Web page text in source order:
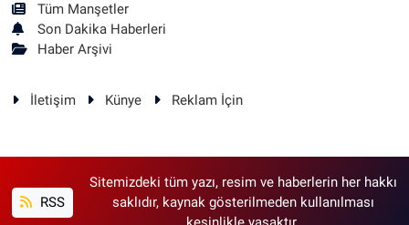
Tüm Manşetler
Son Dakika Haberleri
Haber Arşivi
İletişim Künye Reklam İçin
RSS
Sitemizdeki tüm yazı, resim ve haberlerin her hakkı
saklıdır, kaynak gösterilmeden kullanılması